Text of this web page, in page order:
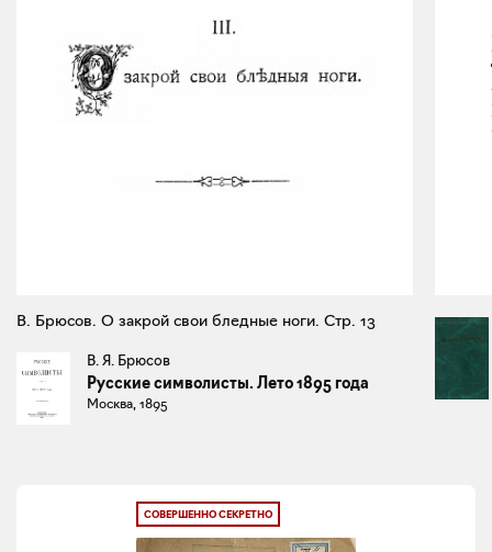
В. Брюсов. О закрой свои бледные ноги. Стр. 13
В. Я. Брюсов
Русские символисты. Лето 1895 года
Москва, 1895
СОВЕРШЕННО СЕКРЕТНО